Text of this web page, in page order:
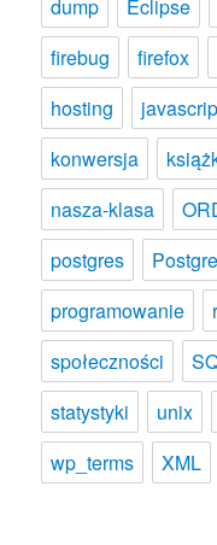
dump Eclipse
firebug
firefox
hosting
konwersja
nasza-klasa
postgres
programowanie
społeczności
statystyki
unix
wp_terms
XML